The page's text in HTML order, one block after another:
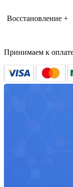
Восстановление +
Принимаем к